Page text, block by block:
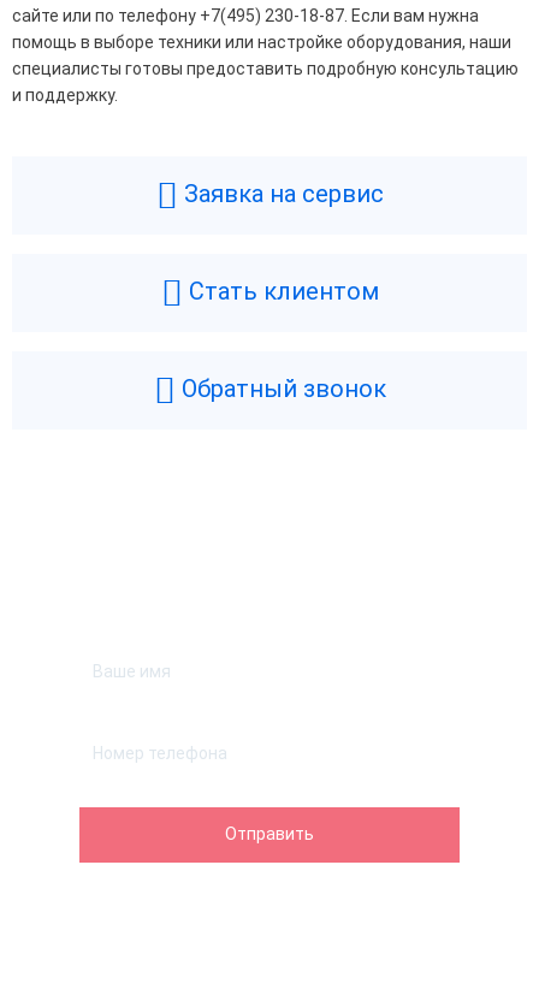
сайте или по телефону +7(495) 230-18-87. Если вам нужна
помощь в выборе техники или настройке оборудования, наши
специалисты готовы предоставить подробную консультацию
и поддержку.
Заявка на сервис
Стать клиентом
Обратный звонок